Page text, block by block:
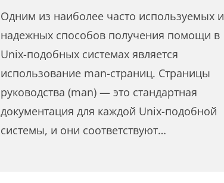
Одним из наиболее часто используемых и
надежных способов получения помощи в
Unix-подобных системах является
использование man-страниц. Страницы
руководства (man) — это стандартная
документация для каждой Unix-подобной
системы, и они соответствуют…